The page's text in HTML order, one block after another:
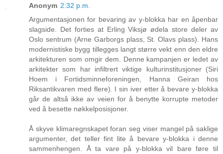
Anonym 2:32 p.m.
Argumentasjonen for bevaring av y-blokka har en åpenbar
slagside. Det forties at Erling Viksjø ødela store deler av
Oslo sentrum (Arne Garborgs plass, St. Olavs plass). Hans
modernistiske bygg tillegges langt større vekt enn den eldre
arkitekturen som omgir dem. Denne kampanjen er ledet av
arkitekter som har infiltrert viktige kulturinstitusjoner (Siri
Hoem i Fortidsminneforeningen, Hanna Geiran hos
Riksantikvaren med flere). I sin iver etter å bevare y-blokka
går de altså ikke av veien for å benytte korrupte metoder
ved å besette nøkkelposisjoner.
Å skyve klimaregnskapet foran seg viser mangel på saklige
argumenter, det teller fint lite å bevare y-blokka i denne
sammenhengen. Å ta vare på y-blokka vil bare føre til